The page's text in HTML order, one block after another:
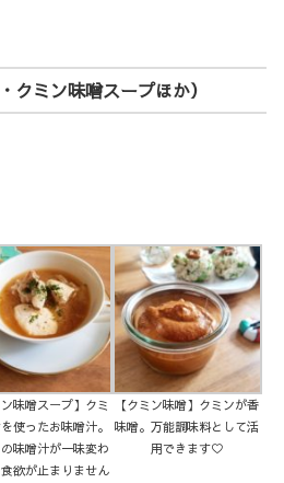
ミン味噌スープほか）
ン味噌スープ】クミ
使ったお味噌汁。
味噌汁が一味変わ
欲が止まりません
【クミン味噌】クミンが香
味噌。万能調味料として活
用できます♡